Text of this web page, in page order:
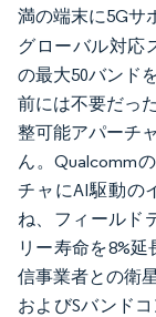
満の端末に5Gサ
グローバル対応
の最大50バンド
前には不要だっ
整可能アパーチ
ん。Qualcomm
チャにAI駆動の
ね、フィールド
リー寿命を8%延
信事業者との衛
およびSバンド